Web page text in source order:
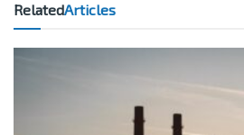
RelatedArticles